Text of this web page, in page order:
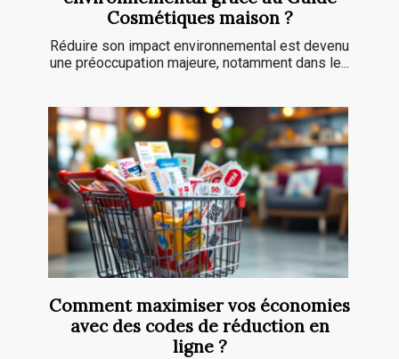
Cosmétiques maison ?
Réduire son impact environnemental est devenu
une préoccupation majeure, notamment dans le...
Comment maximiser vos économies
avec des codes de réduction en
ligne ?